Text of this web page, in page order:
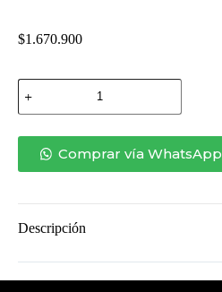
$1.670.900
SITIAL
PEKKA
cantidad
Comprar vía WhatsApp
Descripción